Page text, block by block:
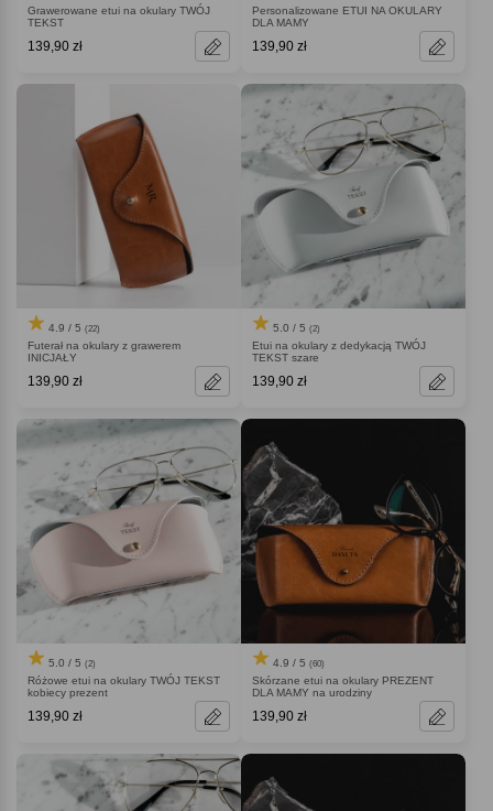
Grawerowane etui na okulary TWÓJ
TEKST
139,90 zł
Personalizowane ETUI NA OKULARY
DLA MAMY
139,90 zł
4.9 / 5 (22)
Futerał na okulary z grawerem
INICJAŁY
139,90 zł
5.0 / 5 (2)
Etui na okulary z dedykacją TWÓJ
TEKST szare
139,90 zł
5.0 / 5 (2)
Różowe etui na okulary TWÓJ TEKST
kobiecy prezent
139,90 zł
4.9 / 5 (60)
Skórzane etui na okulary PREZENT
DLA MAMY na urodziny
139,90 zł